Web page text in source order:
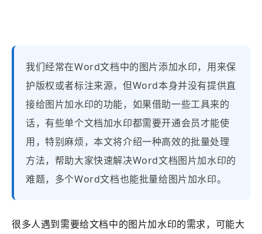
我们经常在Word文档中的图片添加水印，用来保
护版权或者标注来源，但Word本身并没有提供直
接给图片加水印的功能，如果借助一些工具来的
话，有些单个文档加水印都需要开通会员才能使
用，特别麻烦，本文将介绍一种高效的批量处理
方法，帮助大家快速解决Word文档图片加水印的
难题，多个Word文档也能批量给图片加水印。
很多人遇到需要给文档中的图片加水印的需求，可能大